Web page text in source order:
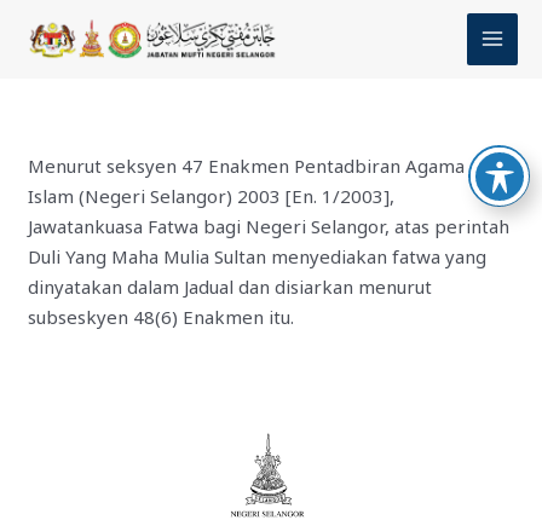
Menurut seksyen 47 Enakmen Pentadbiran Agama
Islam (Negeri Selangor) 2003 [En. 1/2003],
Jawatankuasa Fatwa bagi Negeri Selangor, atas perintah
Duli Yang Maha Mulia Sultan menyediakan fatwa yang
dinyatakan dalam Jadual dan disiarkan menurut
subseskyen 48(6) Enakmen itu.